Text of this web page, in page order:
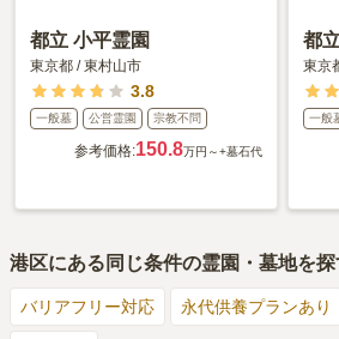
周辺施設 1.0
墓地に行く途中にある契約しているお花
香を買い、お墓に備えるが、2,500円は
3.8
交通利便性
3.0
一般道から自家用車でアクセスしやすい
都立 小平霊園
東京都 /東村山市
3.8
一般墓 公営霊園 宗教不問
参考価格:150.8万円～+墓石代
都
東京
一般
港区にある同じ条件の霊園・墓地を探
バリアフリー対応 永代供養プランあり